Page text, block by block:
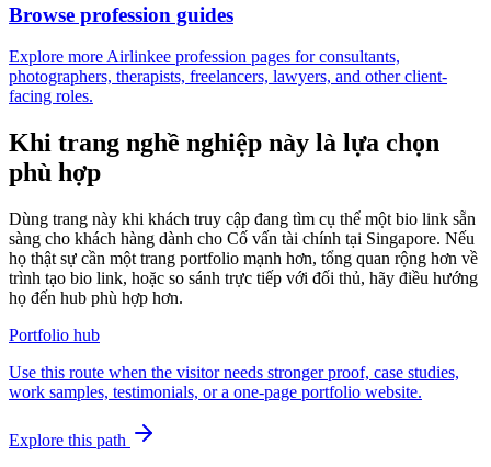
Browse profession guides
Explore more Airlinkee profession pages for consultants,
photographers, therapists, freelancers, lawyers, and other client-
facing roles.
Khi trang nghề nghiệp này là lựa chọn
phù hợp
Dùng trang này khi khách truy cập đang tìm cụ thể một bio link sẵn
sàng cho khách hàng dành cho Cố vấn tài chính tại Singapore. Nếu
họ thật sự cần một trang portfolio mạnh hơn, tổng quan rộng hơn về
trình tạo bio link, hoặc so sánh trực tiếp với đối thủ, hãy điều hướng
họ đến hub phù hợp hơn.
Portfolio hub
Use this route when the visitor needs stronger proof, case studies,
work samples, testimonials, or a one-page portfolio website.
Explore this path